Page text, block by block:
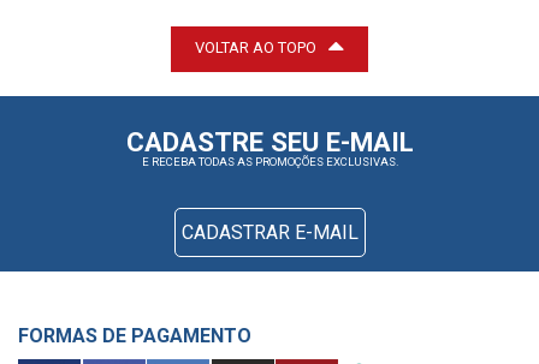
VOLTAR AO TOPO
CADASTRE SEU E-MAIL
E RECEBA TODAS AS PROMOÇÕES EXCLUSIVAS.
CADASTRAR E-MAIL
FORMAS DE PAGAMENTO